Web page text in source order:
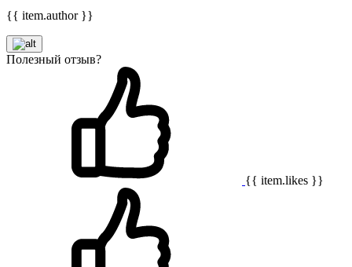
{{ item.author }}
Полезный отзыв?
{{ item.likes }}